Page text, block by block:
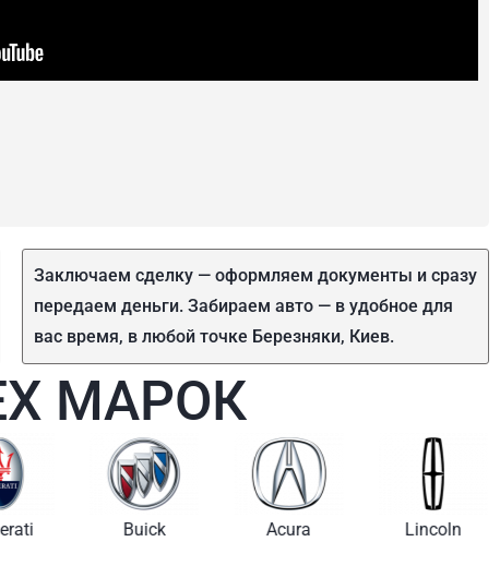
Заключаем сделку — оформляем документы и сразу
передаем деньги. Забираем авто — в удобное для
вас время, в любой точке Березняки, Киев.
МАРОК
Buick Acura Lincoln